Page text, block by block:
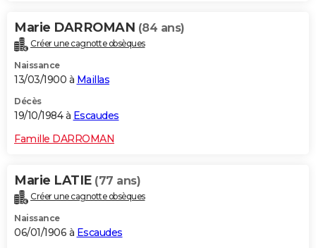
Marie DARROMAN (84 ans)
Créer une cagnotte obsèques
Naissance
13/03/1900 à Maillas
Décès
19/10/1984 à Escaudes
Famille DARROMAN
Marie LATIE (77 ans)
Créer une cagnotte obsèques
Naissance
06/01/1906 à Escaudes